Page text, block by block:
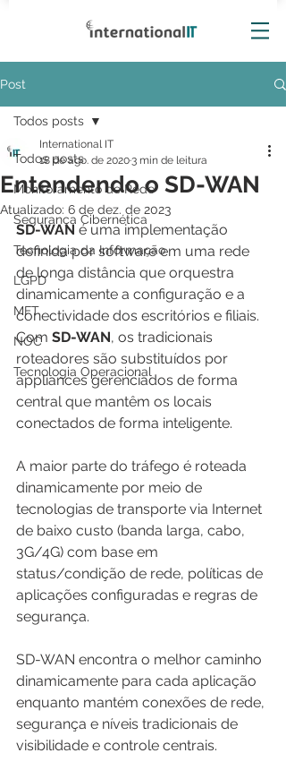
Post
Todos posts
Monitoramento de Rede
Segurança Cibernética
Tecnologia da Informação
LGPD
MFT
NOC
Tecnologia Operacional
Todos posts
Entendendo o SD-WAN
International IT
18 de ago. de 20203 min de leitura
Atualizado: 6 de dez. de 2023
SD-WAN é uma implementação
definida por software em uma rede
de longa distância que orquestra
dinamicamente a configuração e a
conectividade dos escritórios e filiais.
Com SD-WAN, os tradicionais
roteadores são substituídos por
appliances gerenciados de forma
central que mantêm os locais
conectados de forma inteligente.
A maior parte do tráfego é roteada
dinamicamente por meio de
tecnologias de transporte via Internet
de baixo custo (banda larga, cabo,
3G/4G) com base em
status/condição de rede, políticas de
aplicações configuradas e regras de
segurança.
SD-WAN encontra o melhor caminho
dinamicamente para cada aplicação
enquanto mantém conexões de rede,
segurança e níveis tradicionais de
visibilidade e controle centrais.